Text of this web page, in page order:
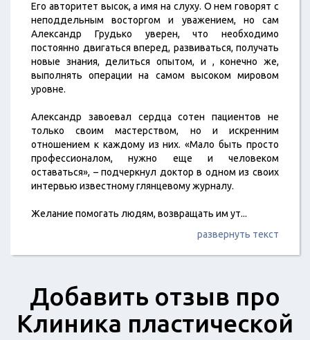
Его авторитет высок, а имя на слуху. О нем говорят с
неподдельным восторгом и уважением, но сам
Александр Грудько уверен, что необходимо
постоянно двигаться вперед, развиваться, получать
новые знания, делиться опытом, и , конечно же,
выполнять операции на самом высоком мировом
уровне.
Александр завоевал сердца сотен пациентов не
только своим мастерством, но и искренним
отношением к каждому из них. «Мало быть просто
профессионалом, нужно еще и человеком
оставаться», – подчеркнул доктор в одном из своих
интервью известному глянцевому журналу.
Желание помогать людям, возвращать им ут...
развернуть текст
Добавить отзыв про
Клиника пластической